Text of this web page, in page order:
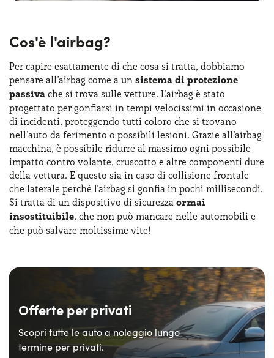
Cos'è l'airbag?
Per capire esattamente di che cosa si tratta, dobbiamo
pensare all’airbag come a un sistema di protezione
passiva che si trova sulle vetture. L’airbag è stato
progettato per gonfiarsi in tempi velocissimi in occasione
di incidenti, proteggendo tutti coloro che si trovano
nell’auto da ferimento o possibili lesioni. Grazie all’airbag
macchina, è possibile ridurre al massimo ogni possibile
impatto contro volante, cruscotto e altre componenti dure
della vettura. E questo sia in caso di collisione frontale
che laterale perché l'airbag si gonfia in pochi millisecondi.
Si tratta di un dispositivo di sicurezza ormai
insostituibile, che non può mancare nelle automobili e
che può salvare moltissime vite!
Offerte per privati
Scopri tutte le auto a noleggio lungo
termine per privati.